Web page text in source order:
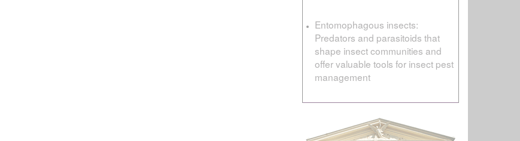
Entomophagous insects:
Predators and parasitoids that
shape insect communities and
offer valuable tools for insect pest
management